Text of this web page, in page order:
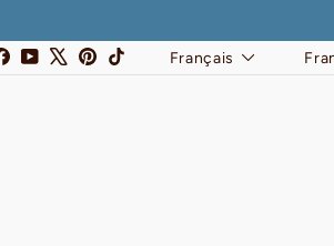
FacebookYouTubePinterest
TikTok LANGUE
Français